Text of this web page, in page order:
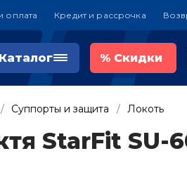
оплата Кредит и рассрочка
Каталог % Скидки
Суппорты и защита Локоть
StarFit SU-